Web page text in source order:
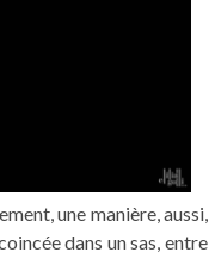
une manière, aussi,
dans un sas, entre